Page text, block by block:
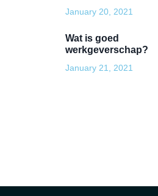
January 20, 2021
Wat is goed
werkgeverschap?
January 21, 2021